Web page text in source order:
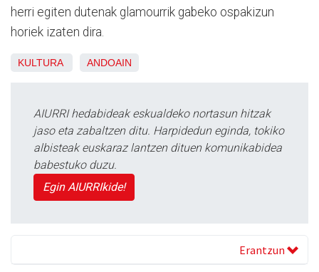
herri egiten dutenak glamourrik gabeko ospakizun
horiek izaten dira.
KULTURA ANDOAIN
AIURRI hedabideak eskualdeko nortasun hitzak
jaso eta zabaltzen ditu. Harpidedun eginda, tokiko
albisteak euskaraz lantzen dituen komunikabidea
babestuko duzu.
Egin AIURRIkide!
Erantzun